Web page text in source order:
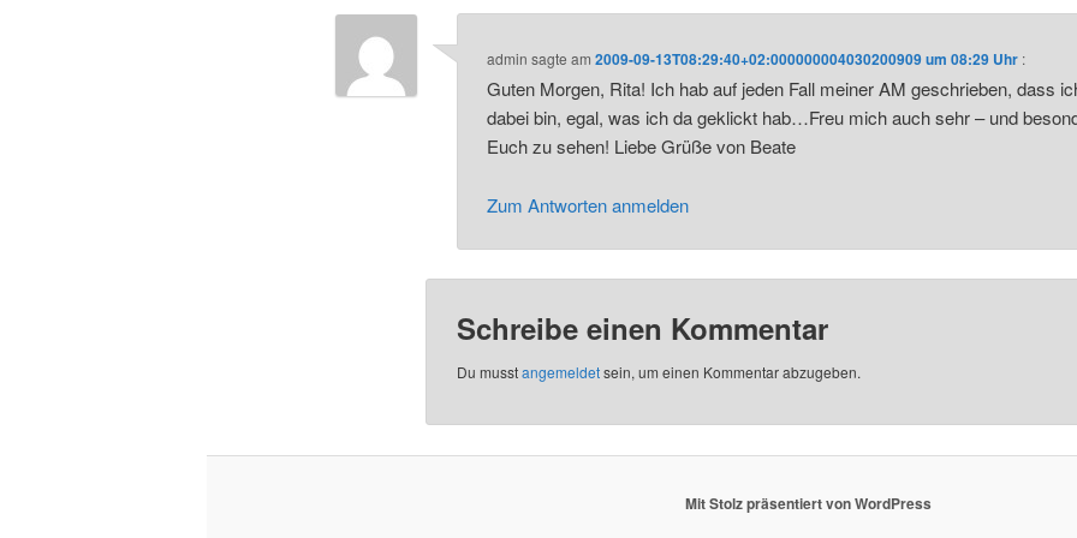
admin sagte am2009-09-13T08:29:40+02:000000004030200909 um 08:29 Uhr :
Guten Morgen, Rita! Ich hab auf jeden Fall meiner AM geschrieben, dass
dabei bin, egal, was ich da geklickt hab…Freu mich auch sehr – und
Euch zu sehen! Liebe Grüße von Beate
Zum Antworten anmelden
Schreibe einen Kommentar
Du musstangemeldetsein, um einen Kommentar abzugeben.
Mit Stolz präsentiert von WordPress